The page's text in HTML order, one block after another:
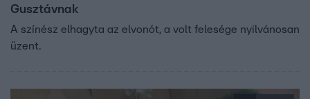
Gusztávnak
A színész elhagyta az elvonót, a volt felesége nyilvánosan
üzent.